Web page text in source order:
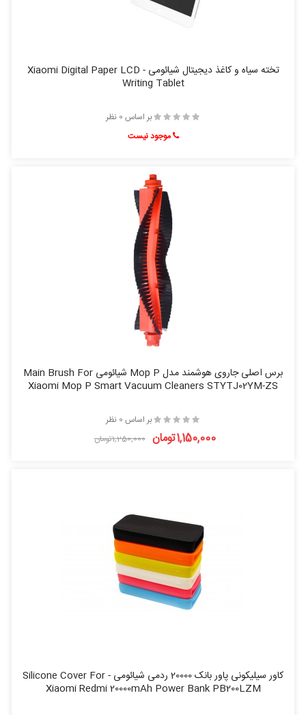
تخته سیاه و کاغذ دیجیتال شیائومی - Xiaomi Digital Paper LCD
Writing Tablet
بر اساس 0 نظر
موجود نیست
برس اصلی جاروی هوشمند مدل Mop P شیائومی Main Brush For
Xiaomi Mop P Smart Vacuum Cleaners STYTJ02YM-ZS
بر اساس 0 نظر
1,150,000تومان 1,250,000تومان
کاور سیلیکونی پاور بانک 20000 ردمی شیائومی - Silicone Cover For
Xiaomi Redmi 20000mAh Power Bank PB200LZM